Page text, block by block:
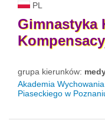
PL
Gimnastyka
grupa kierunków:
Akademia
Piaseckiego w